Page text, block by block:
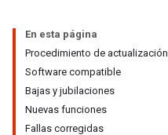
En esta página
Procedimiento de actualización
Software compatible
Bajas y jubilaciones
Nuevas funciones
Fallas corregidas